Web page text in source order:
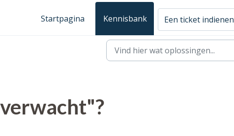
Startpagina Kennisbank Een ticket indienen